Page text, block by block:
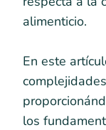
alimenticio.
En este
los